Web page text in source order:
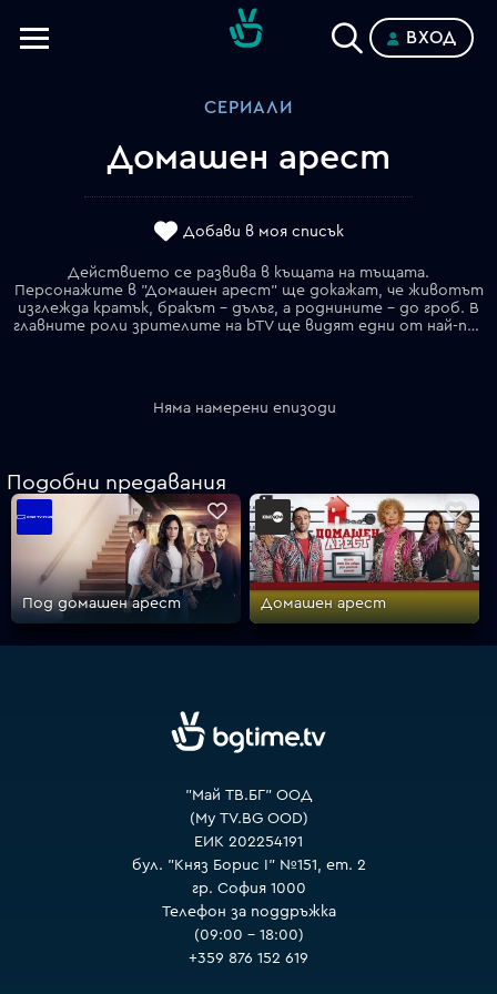
VOYO
ВХОД
СЕРИАЛИ
Домашен арест
Добави в моя списък
Действието се развива в къщата на тъщата.
Персонажите в "Домашен арест" ще докажат, че животът
изглежда кратък, бракът – дълъг, а роднините – до гроб. В
главните роли зрителите на bTV ще видят едни от най-популярни български артисти – емблематичната Татяна Лолова, Филип Аврамов, Мая Бежанска, Иван Панев и други.
Няма намерени епизоди
Подобни предавания
Под домашен арест Домашен арест
"Май ТВ.БГ" ООД
(My TV.BG OOD)
ЕИК 202254191
бул. "Княз Борис I" №151, ет. 2
гр. София 1000
Телефон за поддръжка
(09:00 – 18:00)
+359 876 152 619